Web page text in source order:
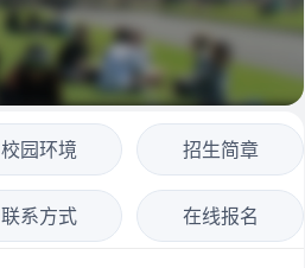
校园环境 招生简章
联系方式 在线报名